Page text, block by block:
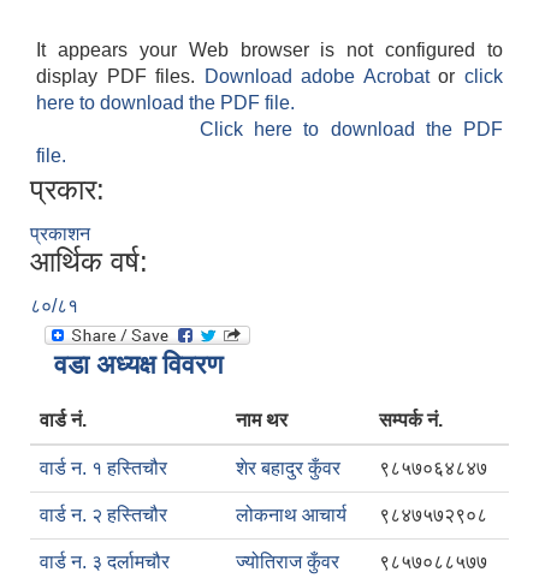
It appears your Web browser is not configured to
display PDF files.
Download adobe Acrobatorclick
here to download the PDF file.
Click here to download the PDF
file.
प्रकार:
प्रकाशन
आर्थिक वर्ष:
८०/८१
वडा अध्यक्ष विवरण
वार्ड नं. नाम थर सम्पर्क नं.
वार्ड न. १ हस्तिचौर शेर बहादुर कुँवर ९८५७०६४८४७
वार्ड न. २ हस्तिचौर लोकनाथ आचार्य ९८४७५७२९०८
वार्ड न. ३ दर्लामचौर ज्योतिराज कुँवर ९८५७०८८५७७